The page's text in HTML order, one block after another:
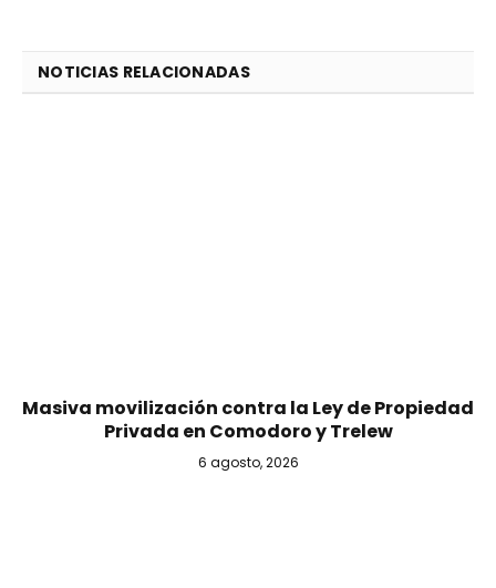
NOTICIAS RELACIONADAS
Masiva movilización contra la Ley de Propiedad
Privada en Comodoro y Trelew
6 agosto, 2026